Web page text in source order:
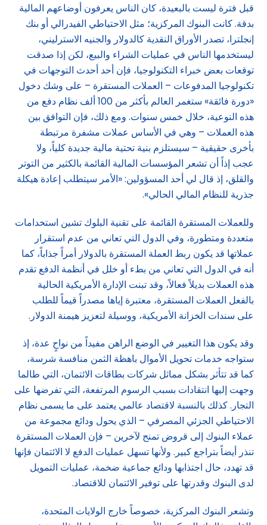
قبل فترة ليست بالبعيدة، كان الناس يعرفون أوضاعهم المالية
بدقة. كانت البنوك المركزية؛ مثل الاحتياطي الفيدرالي أو بنك
إنجلترا، تصدر الأوراق النقدية كالدولار والجنيه الاسترليني،
ليستخدمها الناس في عمليات الشراء والبيع، لكن إذا صدقت
توقعات بعض خبراء التكنولوجيا، فإن أحد أحدث التوجهات في
تكنولوجيا المدفوعات – العملات المستقرة – على وشك دخول
«دورة فائقة» ستغمر العالم بأكثر من 100 ألف نظام دفع من
هذه النوعية، خلال خمس سنوات. ومع ذلك، فإن التوافق بين
هذه العملات – وهي في الأساس عملات مشفرة مرتبطة
بأخرى حقيقية – سيستلزم بنية تحتية مالية جديدة كلياً، ولا
عجب إذاً أن تشعر المؤسسات المالية القائمة بالكثير من التوتر
والقلق، إذ قال لي أحد المسؤولين: «الأمر سيتطلب إعادة هيكلة
جذرية للنظام المالي الحالي».
وللعملات المستقرة القائمة على تقنية البلوك تشين استخدامات
متعددة ومتطورة، وفي الدول التي تعاني من عدم استقرار
عملاتها قد يكون ربط العملة المستقرة بالدولار أمراً جذاباً، كما
أنه في الدول التي تعاني من بطء أو خلل في أنظمة الدفع تقدم
هذه العملات بديلاً فعالاً، وقد تبنت الإدارة الأمريكية الحالية
بالفعل العملات المستقرة، معتبرة إياها مصدراً قيماً للطلب
على سندات الخزانة الأمريكية، ووسيلة لتعزيز هيمنة الدولار.
وقد يكون هذا التغيير في الوضع الراهن مفيداً من نواحٍ عدة، إذ
ستواجه خدمات تحويل الأموال باهظة الثمن منافسة شرسة،
كما قد تتأثر بشكل مماثل شركات بطاقات الائتمان، التي طالما
وجهت إليها انتقادات بسبب الرسوم المرتفعة، التي تفرضها على
التجار. كذلك بالنسبة لاقتصاد عالمي يعتمد على ما يسمى نظام
الاحتياطي الجزئي المصرفي – الذي يحول ودائع مجموعة من
عملاء البنوك إلى قروض تمنح لآخرين – فإن العملات المستقرة
تنذر أيضاً بتراجع كبير. ولأنها تسهل عمليات الدفع لا الائتمان فإنها
قد تهدد، حال اجتذابها ودائع جماعية ضخمة، عمليات التمويل
لدى البنوك وقدرتها على توفير الائتمان للاقتصاد.
وتشعر البنوك المركزية، خصوصاً خارج الولايات المتحدة،